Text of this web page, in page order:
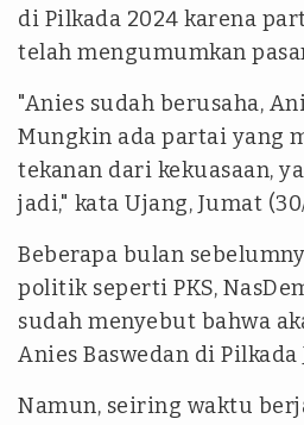
di Pilkada 2024 karena
telah mengumumkan
"Anies sudah berusaha,
Mungkin ada partai yang
tekanan dari kekuasaan,
jadi," kata Ujang, Jumat
Beberapa bulan
politik seperti PKS,
sudah menyebut bahwa
Anies Baswedan di Pilkada
Namun, seiring waktu